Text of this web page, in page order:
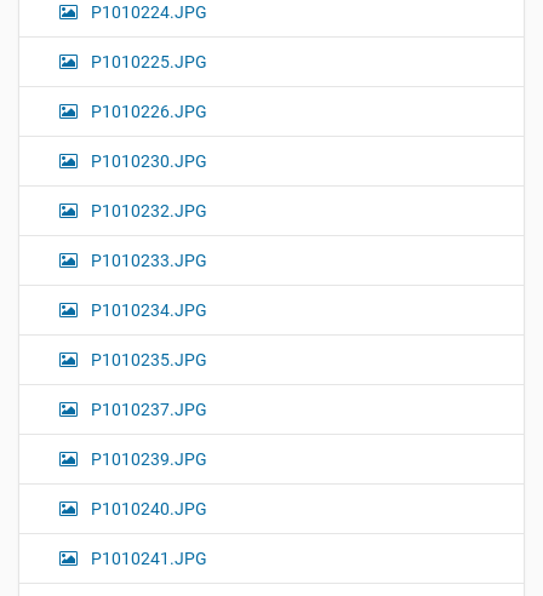
P1010224.JPG
P1010225.JPG
P1010226.JPG
P1010230.JPG
P1010232.JPG
P1010233.JPG
P1010234.JPG
P1010235.JPG
P1010237.JPG
P1010239.JPG
P1010240.JPG
P1010241.JPG